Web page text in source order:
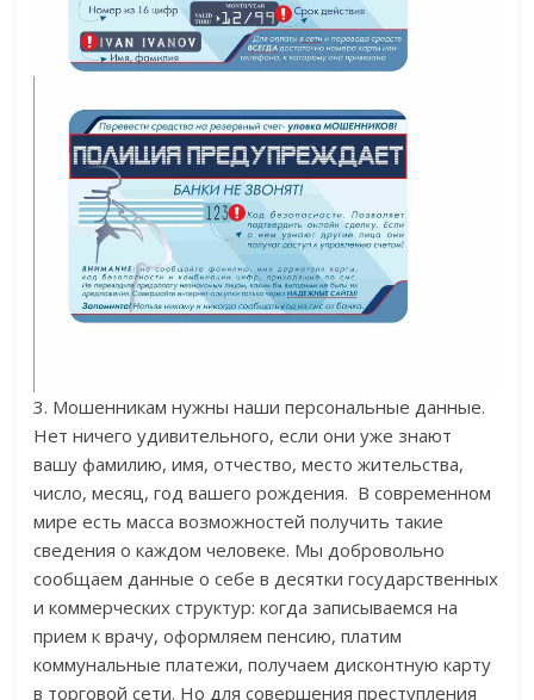
3. Мошенникам нужны наши персональные данные.
Нет ничего удивительного, если они уже знают
вашу фамилию, имя, отчество, место жительства,
число, месяц, год вашего рождения. В современном
мире есть масса возможностей получить такие
сведения о каждом человеке. Мы добровольно
сообщаем данные о себе в десятки государственных
и коммерческих структур: когда записываемся на
прием к врачу, оформляем пенсию, платим
коммунальные платежи, получаем дисконтную карту
в торговой сети. Но для совершения преступления